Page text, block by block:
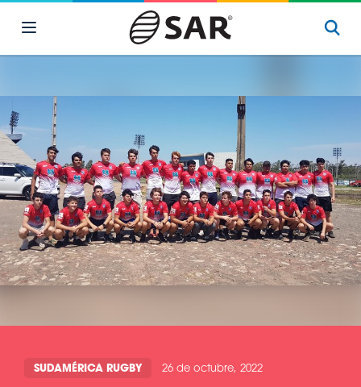
SUDAMÉRICA RUGBY 26 de octubre, 2022